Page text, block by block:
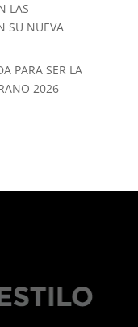
LAS
SU NUEVA
PARA SER LA
2026